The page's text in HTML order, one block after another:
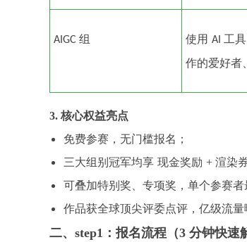
AIGC组 使用 AI工
作的爱好者
3. 核心权益亮点
免费参赛，无门槛报名；
三大组别冠军均享 现金奖励 + 渲染
可叠加特别奖、专项奖，单个参赛者
作品获全球顶尖评委点评，亿级流量
二、step1：报名流程（3 分钟快速